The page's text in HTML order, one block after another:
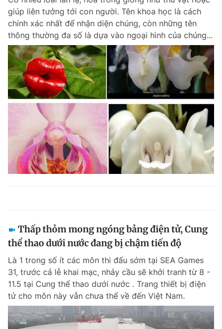
giúp liên tưởng tới con người. Tên khoa học là cách
chính xác nhất để nhận diện chúng, còn những tên
thông thường đa số là dựa vào ngoại hình của chúng...
Thấp thỏm mong ngóng bảng điện tử, Cung
thể thao dưới nước đang bị chậm tiến độ
Là 1 trong số ít các môn thi đấu sớm tại SEA Games
31, trước cả lễ khai mạc, nhảy cầu sẽ khởi tranh từ 8 -
11.5 tại Cung thể thao dưới nước . Trang thiết bị điện
tử cho môn này vẫn chưa thể về đến Việt Nam.